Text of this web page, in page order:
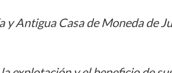
Antigua Casa de Moneda de